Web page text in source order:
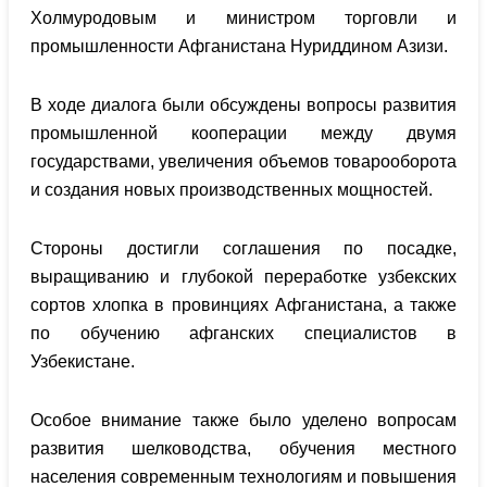
Холмуродовым и министром торговли и
промышленности Афганистана Нуриддином Азизи.
В ходе диалога были обсуждены вопросы развития
промышленной кооперации между двумя
государствами, увеличения объемов товарооборота
и создания новых производственных мощностей.
Стороны достигли соглашения по посадке,
выращиванию и глубокой переработке узбекских
сортов хлопка в провинциях Афганистана, а также
по обучению афганских специалистов в
Узбекистане.
Особое внимание также было уделено вопросам
развития шелководства, обучения местного
населения современным технологиям и повышения